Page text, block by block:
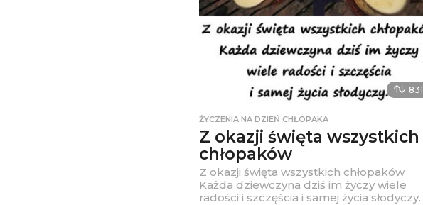
831
ŻYCZENIA NA DZIEŃ CHŁOPAKA
Z okazji święta wszystkich
chłopaków
Z okazji święta wszystkich chłopaków
Każda dziewczyna dziś im życzy wiele
radości i szczęścia i samej życia słodyczy.